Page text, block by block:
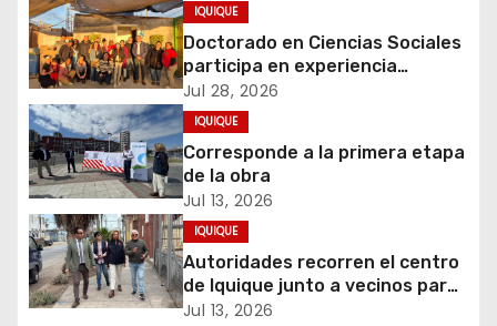
c
i
ó
n
d
e
e
IQUIQUE
Doctorado en Ciencias Sociales
participa en experiencia
comunitaria sobre cuidados y
migración
Jul 28, 2026
IQUIQUE
Corresponde a la primera etapa
de la obra
Jul 13, 2026
IQUIQUE
Autoridades recorren el centro
de Iquique junto a vecinos para
abordar problemáticas y
Jul 13, 2026